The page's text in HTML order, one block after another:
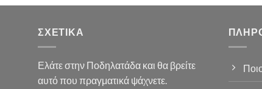
ΣΧΕΤΙΚΆ
Ελάτε στην Ποδηλατάδα και θα βρείτε
αυτό που πραγματικά ψάχνετε.